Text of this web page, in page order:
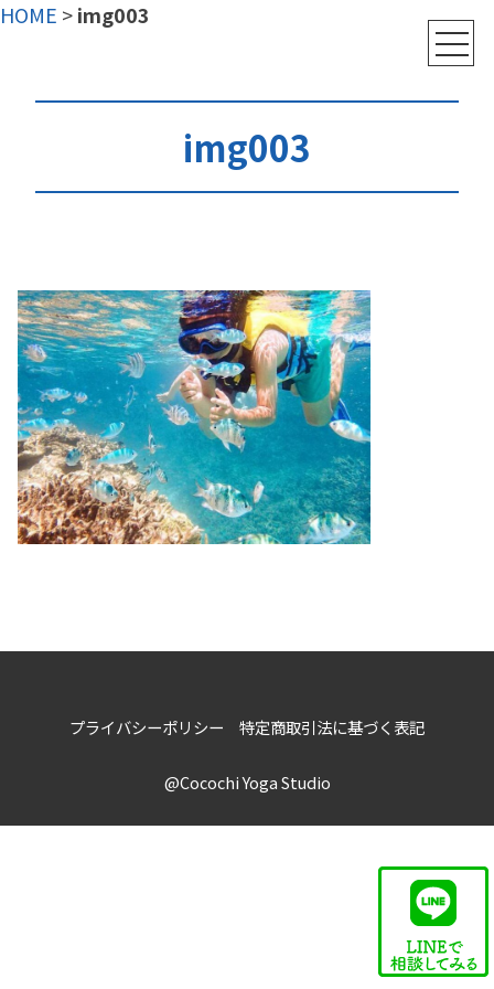
HOME >img003
img003
プライバシーポリシー 特定商取引法に基づく表記
@Cocochi Yoga Studio